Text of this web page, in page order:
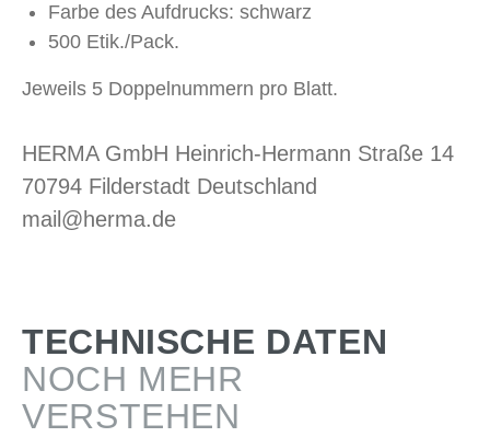
Farbe des Aufdrucks: schwarz
500 Etik./Pack.
Jeweils 5 Doppelnummern pro Blatt.
HERMA GmbH Heinrich-Hermann Straße 14
70794 Filderstadt Deutschland
mail@herma.de
TECHNISCHE DATEN
NOCH MEHR
VERSTEHEN